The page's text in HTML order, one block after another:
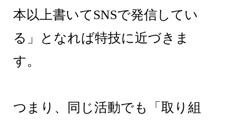
本以上書いてSNSで発信してい
る」となれば特技に近づきま
す。
つまり、同じ活動でも「取り組